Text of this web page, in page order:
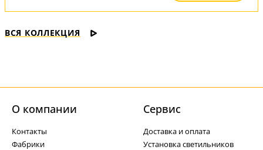
ВСЯ КОЛЛЕКЦИЯ
О компании
Контакты
Фабрики
Cервис
Доставка и оплата
Установка светильников